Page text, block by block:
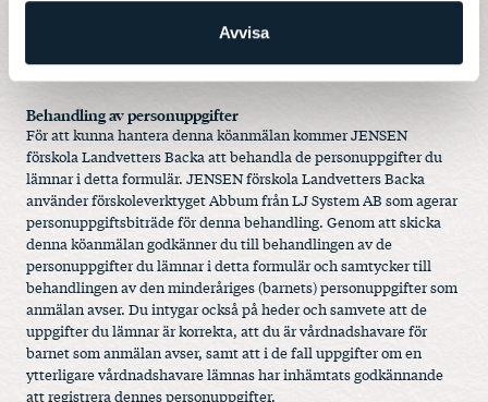
Avvisa
Behandling av personuppgifter
För att kunna hantera denna köanmälan kommer JENSEN
förskola Landvetters Backa att behandla de personuppgifter du
lämnar i detta formulär. JENSEN förskola Landvetters Backa
använder förskoleverktyget Abbum från LJ System AB som agerar
personuppgiftsbiträde för denna behandling. Genom att skicka
denna köanmälan godkänner du till behandlingen av de
personuppgifter du lämnar i detta formulär och samtycker till
behandlingen av den minderåriges (barnets) personuppgifter som
anmälan avser. Du intygar också på heder och samvete att de
uppgifter du lämnar är korrekta, att du är vårdnadshavare för
barnet som anmälan avser, samt att i de fall uppgifter om en
ytterligare vårdnadshavare lämnas har inhämtats godkännande
att registrera dennes personuppgifter.